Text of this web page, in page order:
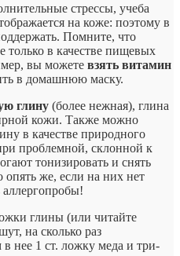
стрессы, учеба
на коже: поэтому в
Помните, что
в качестве пищевых
вы можете взять витамин
в домашнюю маску.
глину (более нежная), глина
кожи. Также можно
в качестве природного
проблемной, склонной к
тонизировать и снять
же, если на них нет
аллергопробы!
глины (или читайте
на сколько раз
в нее 1 ст. ложку меда и три-